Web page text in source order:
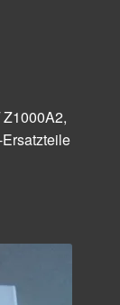
,